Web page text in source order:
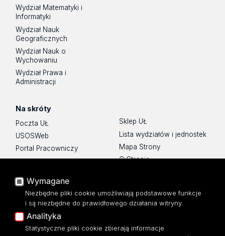
Wydział Matematyki i
Informatyki
Wydział Nauk
Geograficznych
Wydział Nauk o
Wychowaniu
Wydział Prawa i
Administracji
Na skróty
Poczta UŁ
USOSWeb
Portal Pracowniczy
Baza Aktów Własnych
Moodle
Eksperci UŁ
Polityka Prywatności
Dostępność
Sklep UŁ
Lista wydziałów i jednostek
Mapa Strony
O Stronie
Wymagane
Niezbędne pliki cookie umożliwiają podstawowe funkcje
i są niezbędne do prawidłowego działania witryny.
Analityka
Statystyczne pliki cookie zbierają informacje